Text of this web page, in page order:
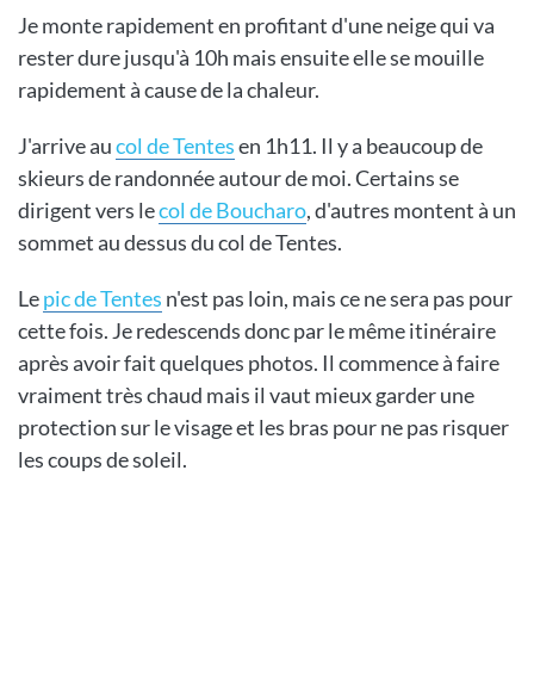
Je monte rapidement en profitant d'une neige qui va
rester dure jusqu'à 10h mais ensuite elle se mouille
rapidement à cause de la chaleur.
J'arrive aucol de Tentesen 1h11. Il y a beaucoup de
skieurs de randonnée autour de moi. Certains se
dirigent vers lecol de Boucharo, d'autres montent à un
sommet au dessus du col de Tentes.
Lepic de Tentes n'est pas loin, mais ce ne sera pas pour
cette fois. Je redescends donc par le même itinéraire
après avoir fait quelques photos. Il commence à faire
vraiment très chaud mais il vaut mieux garder une
protection sur le visage et les bras pour ne pas risquer
les coups de soleil.